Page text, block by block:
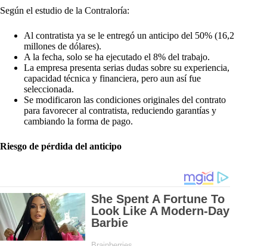
Según el estudio de la Contraloría:
Al contratista ya se le entregó un anticipo del 50% (16,2
millones de dólares).
A la fecha, solo se ha ejecutado el 8% del trabajo.
La empresa presenta serias dudas sobre su experiencia,
capacidad técnica y financiera, pero aun así fue
seleccionada.
Se modificaron las condiciones originales del contrato
para favorecer al contratista, reduciendo garantías y
cambiando la forma de pago.
Riesgo de pérdida del anticipo